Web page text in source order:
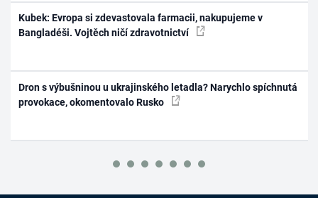
Kubek: Evropa si zdevastovala farmacii, nakupujeme v
Bangladéši. Vojtěch ničí zdravotnictví
Dron s výbušninou u ukrajinského letadla? Narychlo spíchnutá
provokace, okomentovalo Rusko